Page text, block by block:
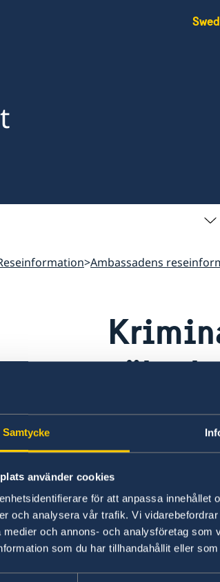
Samtycke
använder cookies
för att anpassa innehållet
och analysera vår trafik. Vi
medier och annons- och analysföretag
som du har tillhandahållit eller
Ambassadens
Våldsbrotten är
Blantyre. Rån
kontanter eller
obekanta
trafikljus och
Senast uppdaterad